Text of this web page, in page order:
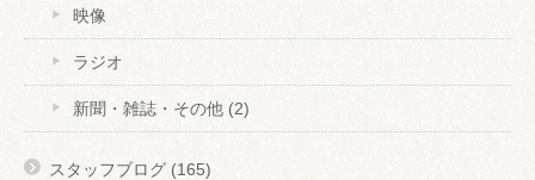
映像
ラジオ
新聞・雑誌・その他 (2)
スタッフブログ (165)